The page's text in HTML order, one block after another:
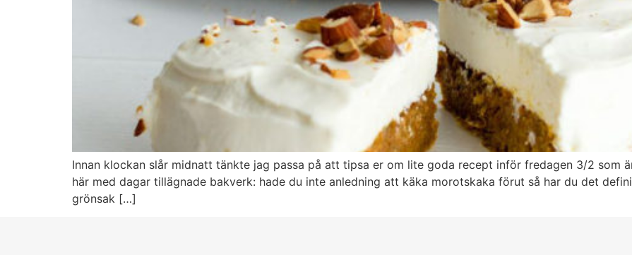
Innan klockan slår midnatt tänkte jag passa på att tipsa er om lite goda recept inför fredagen 3/2 som
här med dagar tillägnade bakverk: hade du inte anledning att käka morotskaka förut så har du det
grönsak […]